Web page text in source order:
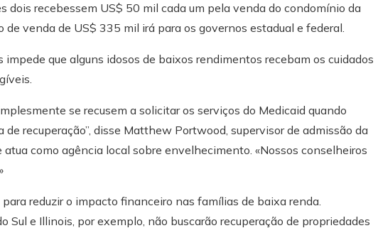
dois recebessem US$ 50 mil cada um pela venda do condomínio da
de venda de US$ 335 mil irá para os governos estadual e federal.
que alguns idosos de baixos rendimentos recebam os cuidados
se recusem a solicitar os serviços do Medicaid quando
recuperação”, disse Matthew Portwood, supervisor de admissão da
como agência local sobre envelhecimento. «Nossos conselheiros
reduzir o impacto financeiro nas famílias de baixa renda.
Sul e Illinois, por exemplo, não buscarão recuperação de propriedades